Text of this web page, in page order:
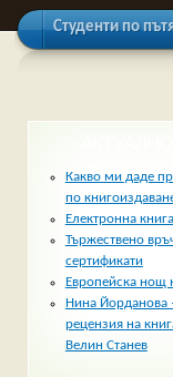
Студенти по
Какво ми даде
по
Електронна книга
Тържествено
сертификати
Европейска нощ
Нина Йорданова
рецензия на
Велин Станев